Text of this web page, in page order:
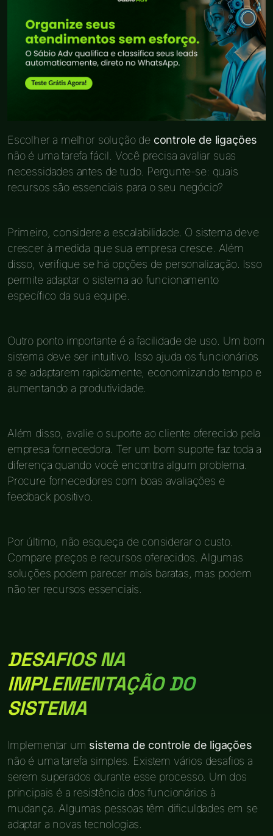
Escolher a melhor solução de controle de ligações
não é uma tarefa fácil. Você precisa avaliar suas
necessidades antes de tudo. Pergunte-se: quais
recursos são essenciais para o seu negócio?
Primeiro, considere a escalabilidade. O sistema deve
crescer à medida que sua empresa cresce. Além
disso, verifique se há opções de personalização. Isso
permite adaptar o sistema ao funcionamento
específico da sua equipe.
Outro ponto importante é a facilidade de uso. Um bom
sistema deve ser intuitivo. Isso ajuda os funcionários
a se adaptarem rapidamente, economizando tempo e
aumentando a produtividade.
Além disso, avalie o suporte ao cliente oferecido pela
empresa fornecedora. Ter um bom suporte faz toda a
diferença quando você encontra algum problema.
Procure fornecedores com boas avaliações e
feedback positivo.
Por último, não esqueça de considerar o custo.
Compare preços e recursos oferecidos. Algumas
soluções podem parecer mais baratas, mas podem
não ter recursos essenciais.
DESAFIOS NA
IMPLEMENTAÇÃO DO
SISTEMA
Implementar um sistema de controle de ligações
não é uma tarefa simples. Existem vários desafios a
serem superados durante esse processo. Um dos
principais é a resistência dos funcionários à
mudança. Algumas pessoas têm dificuldades em se
adaptar a novas tecnologias.